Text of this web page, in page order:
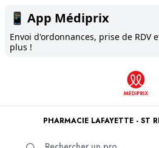
📱 App Médiprix
Envoi d'ordonnances, prise de RDV
plus !
PHARMACIE LAFAYETTE - ST